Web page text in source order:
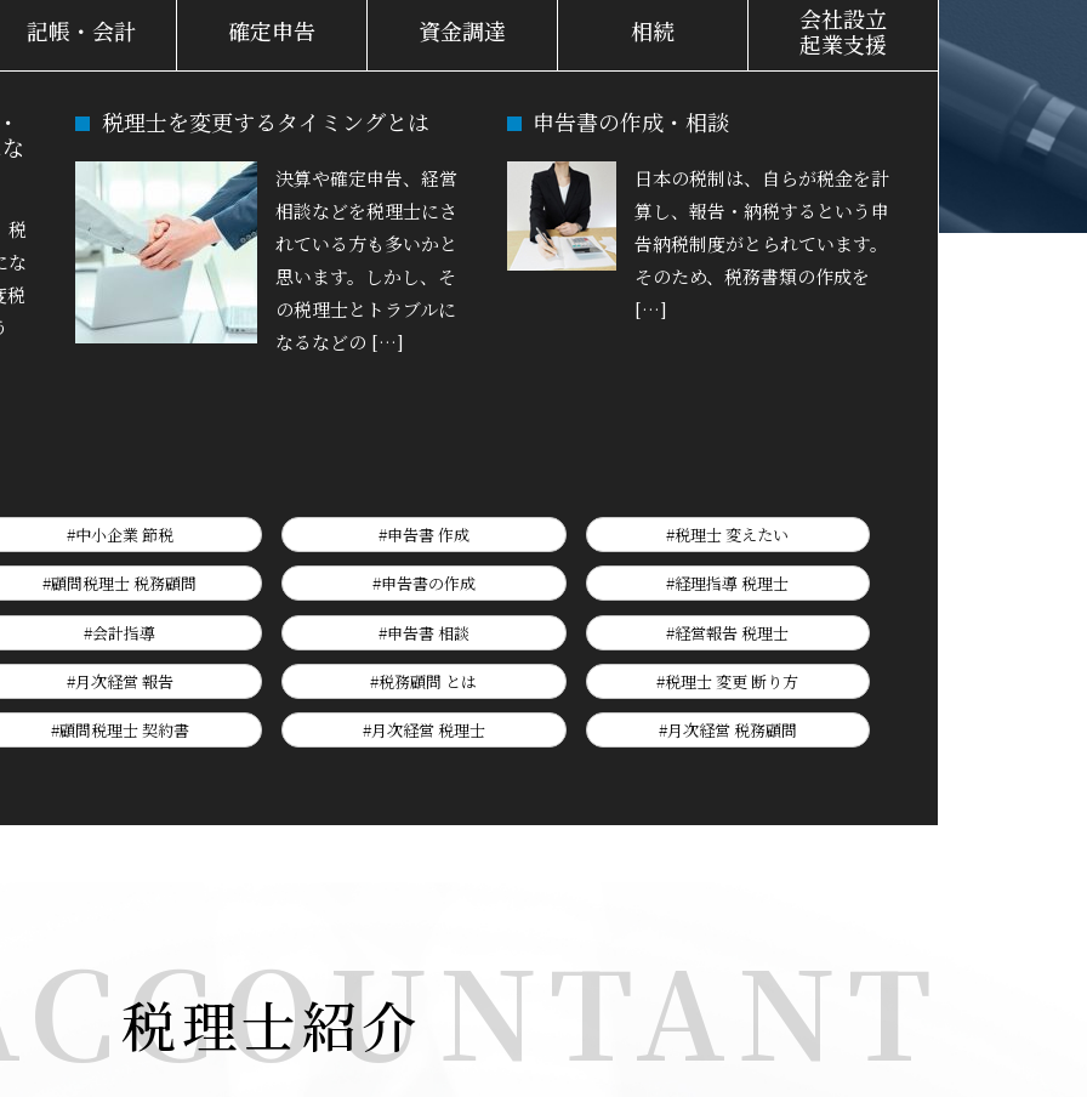
記帳・会計 確定申告 資金調達 相続
会社設立
起業支援
税
な
税
税理士を変更するタイミングとは
決算や確定申告、経営
相談などを税理士にさ
れている方も多いかと
思います。しかし、そ
の税理士とトラブルに
なるなどの […]
申告書の作成・相談
日本の税制は、自らが税金を計
算し、報告・納税するという申
告納税制度がとられています。
そのため、税務書類の作成を
[…]
#中小企業 節税 #申告書 作成 #税理士 変えたい
#顧問税理士 税務顧問 #申告書の作成 #経理指導 税理士
#会計指導 #申告書 相談 #経営報告 税理士
#月次経営 報告 #税務顧問 とは #税理士 変更 断り方
#顧問税理士 契約書 #月次経営 税理士 #月次経営 税務顧問
税理士紹介